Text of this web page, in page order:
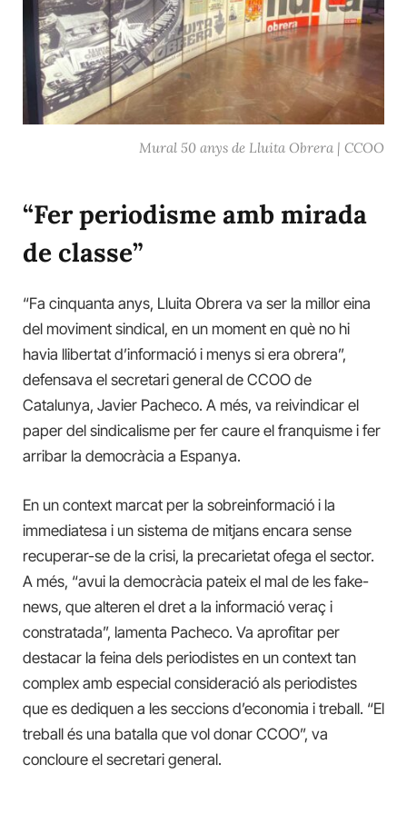
Mural 50 anys de Lluita Obrera | CCOO
“Fer periodisme amb mirada
de classe”
“Fa cinquanta anys, Lluita Obrera va ser la millor eina
del moviment sindical, en un moment en què no hi
havia llibertat d’informació i menys si era obrera”,
defensava el secretari general de CCOO de
Catalunya, Javier Pacheco. A més, va reivindicar el
paper del sindicalisme per fer caure el franquisme i fer
arribar la democràcia a Espanya.
En un context marcat per la sobreinformació i la
immediatesa i un sistema de mitjans encara sense
recuperar-se de la crisi, la precarietat ofega el sector.
A més, “avui la democràcia pateix el mal de les fake-
news, que alteren el dret a la informació veraç i
constratada”, lamenta Pacheco. Va aprofitar per
destacar la feina dels periodistes en un context tan
complex amb especial consideració als periodistes
que es dediquen a les seccions d’economia i treball. “El
treball és una batalla que vol donar CCOO”, va
concloure el secretari general.